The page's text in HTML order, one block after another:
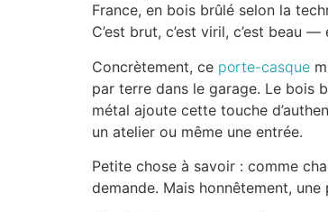
France, en bois brûlé selon la
C’est brut, c’est viril, c’est beau
Concrètement, ce porte-casque
par terre dans le garage. Le bois
métal ajoute cette touche
un atelier ou même une entrée.
Petite chose à savoir : comme
demande. Mais honnêtement,